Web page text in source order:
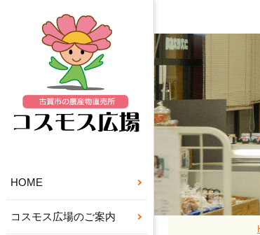
HOME
コスモス広場のご案内